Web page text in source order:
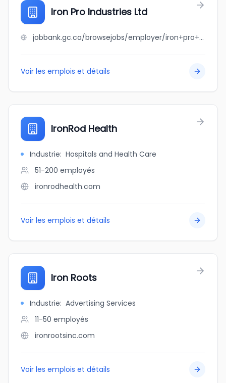
Iron Pro Industries Ltd
jobbank.gc.ca/browsejobs/employer/iron+pro+industries+ltd/ca
Voir les emplois et détails
IronRod Health
Industrie: Hospitals and Health Care
51-200 employés
ironrodhealth.com
Voir les emplois et détails
Iron Roots
Industrie: Advertising Services
11-50 employés
ironrootsinc.com
Voir les emplois et détails